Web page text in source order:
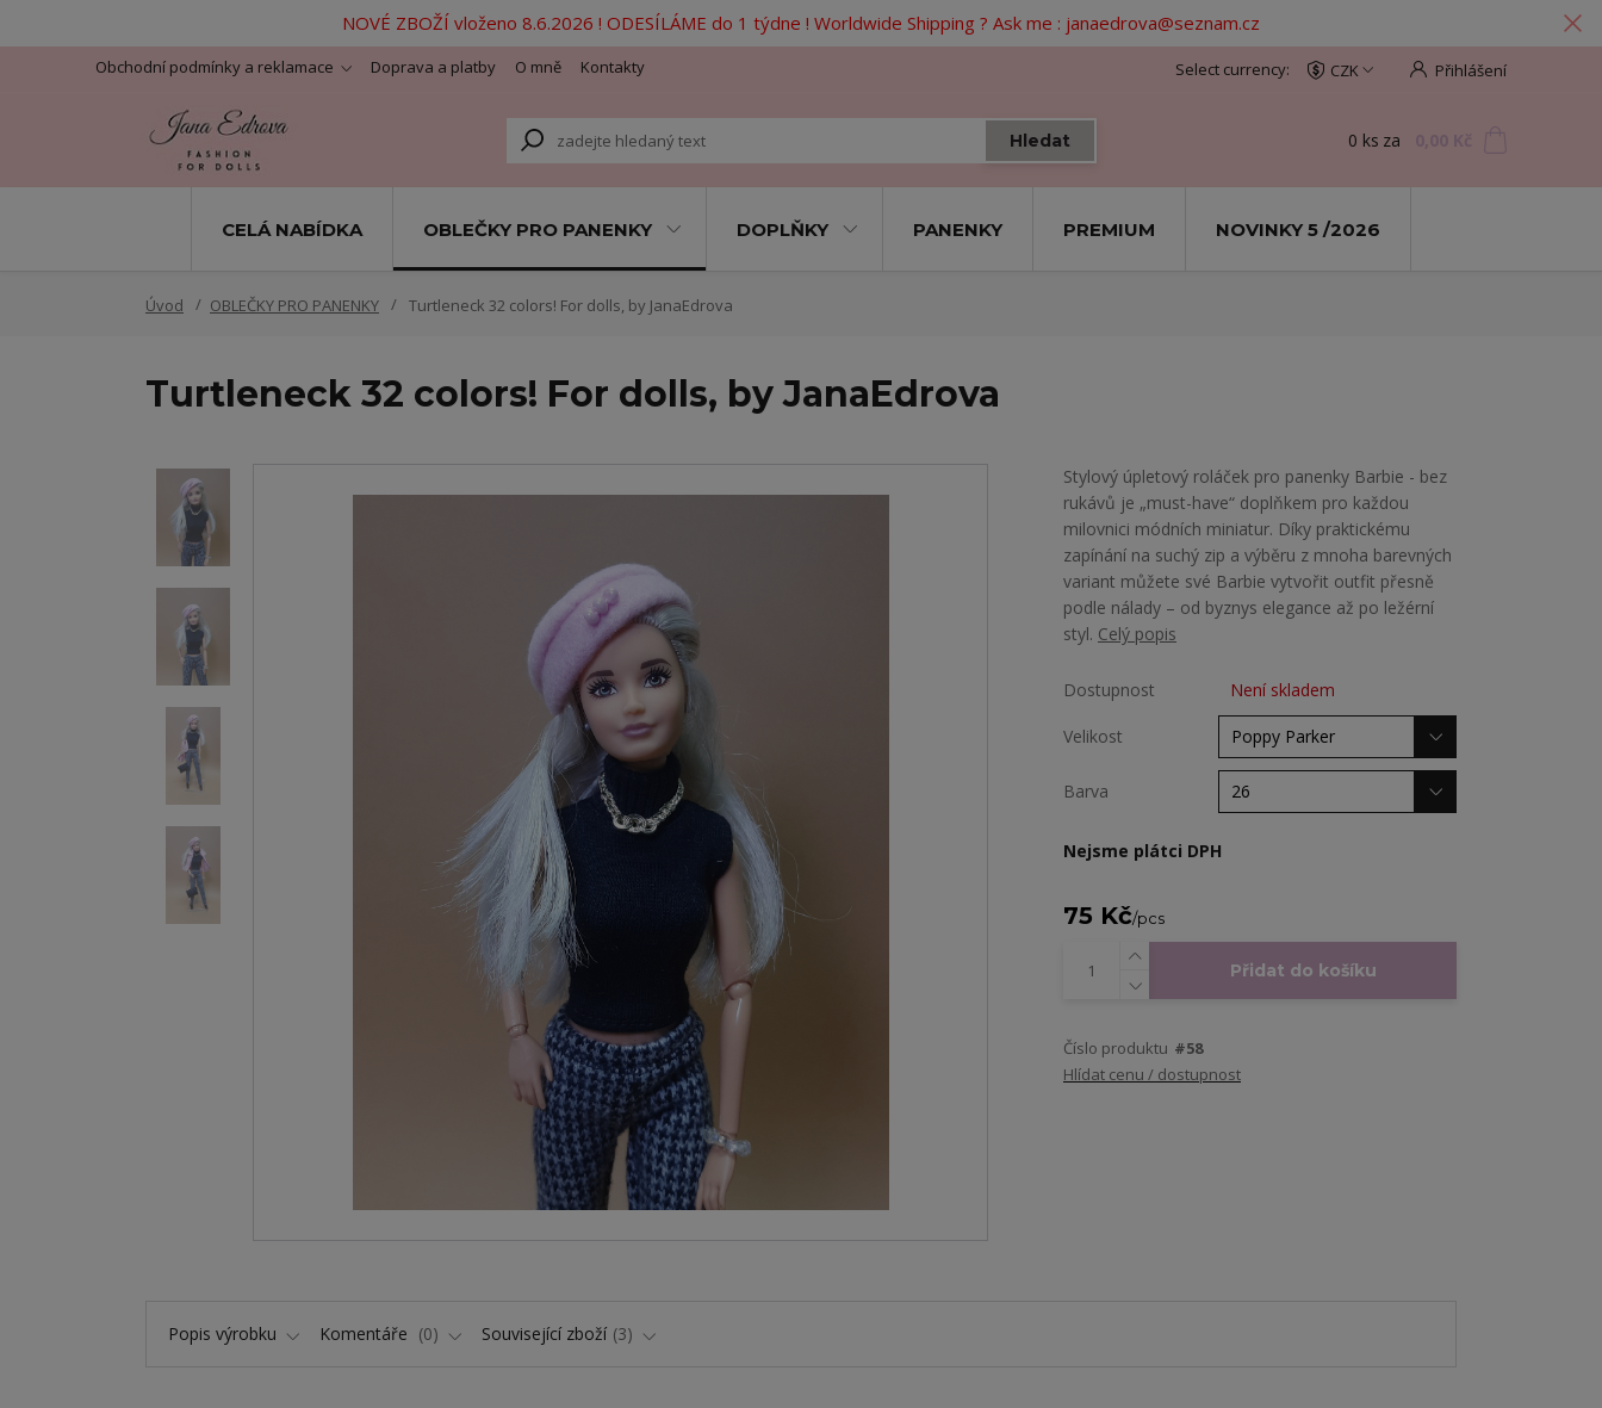
NOVÉ ZBOŽÍ vloženo 8.6.2026 ! ODESÍLÁME do 1 týdne ! Worldwide Shipping ? Ask me : janaedrova@seznam.cz
Obchodní podmínky a reklamace Doprava a platby O mně Kontakty CZK Přihlášení
Hledat 0 ks za
CELÁ NABÍDKA OBLEČKY PRO PANENKY DOPLŇKY PANENKY PREMIUM NOVINKY 5 /2026
Úvod OBLEČKY PRO PANENKY Turtleneck 32 colors! For dolls, by JanaEdrova
Turtleneck 32 colors! For dolls, by JanaEdrova
Stylový úpletový roláček pro panenky Barbie - bez
rukávů je „must-have“ doplňkem pro každou
milovnici módních miniatur. Díky praktickému
zapínání na suchý zip a výběru z mnoha barevných
variant můžete své Barbie vytvořit outfit přesně
podle nálady – od byznys elegance až po ležérní
styl. Celý popis
Dostupnost Není skladem
Velikost
Barva
Nejsme plátci DPH
75 Kč/pcs
Přidat do košíku
Číslo produktu #58
Hlídat cenu / dostupnost
Popis výrobku Komentáře 0 Související zboží 3